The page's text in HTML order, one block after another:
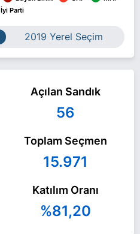
İyi Parti
2019 Yerel Seçim
Açılan Sandık
56
Toplam Seçmen
15.971
Katılım Oranı
%81,20